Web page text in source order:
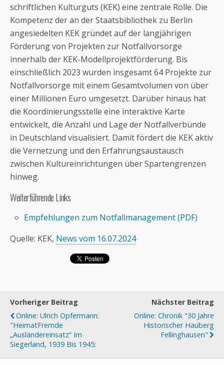
schriftlichen Kulturguts (KEK) eine zentrale Rolle. Die
Kompetenz der an der Staatsbibliothek zu Berlin
angesiedelten KEK gründet auf der langjährigen
Förderung von Projekten zur Notfallvorsorge
innerhalb der KEK-Modellprojektförderung. Bis
einschließlich 2023 wurden insgesamt 64 Projekte zur
Notfallvorsorge mit einem Gesamtvolumen von über
einer Millionen Euro umgesetzt. Darüber hinaus hat
die Koordinierungsstelle eine interaktive Karte
entwickelt, die Anzahl und Lage der Notfallverbünde
in Deutschland visualisiert. Damit fördert die KEK aktiv
die Vernetzung und den Erfahrungsaustausch
zwischen Kultureinrichtungen über Spartengrenzen
hinweg.
Weiterführende Links
Empfehlungen zum Notfallmanagement (PDF)
Quelle: KEK, News vom 16.07.2024
Vorheriger Beitrag
Online: Ulrich Opfermann:
"HeimatFremde
„Ausländereinsatz“ Im
Siegerland, 1939 Bis 1945:
Nächster Beitrag
Online: Chronik "30 Jahre
Historischer Hauberg
Fellinghausen"